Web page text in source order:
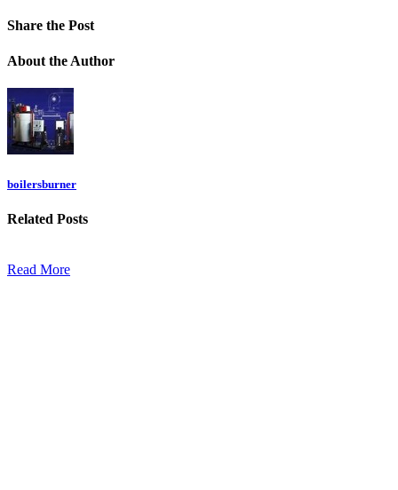
Share the Post
About the Author
boilersburner
Related Posts
Read More